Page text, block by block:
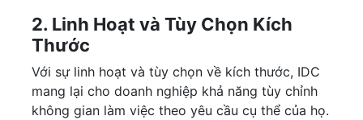
2. Linh Hoạt và Tùy Chọn Kích
Thước
Với sự linh hoạt và tùy chọn về kích thước, IDC
mang lại cho doanh nghiệp khả năng tùy chỉnh
không gian làm việc theo yêu cầu cụ thể của họ.